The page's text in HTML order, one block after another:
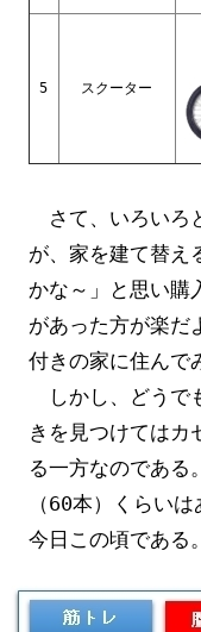
5 スクーター
さて、いろいろ
が、家を建て替え
かな～」と思い購
があった方が楽だ
付きの家に住んで
しかし、どうで
きを見つけてはカ
る一方なのである
（60本）くらい
今日この頃である